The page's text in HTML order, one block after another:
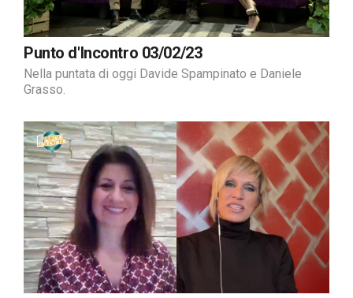
Punto d'Incontro 03/02/23
Nella puntata di oggi Davide Spampinato e Daniele
Grasso.